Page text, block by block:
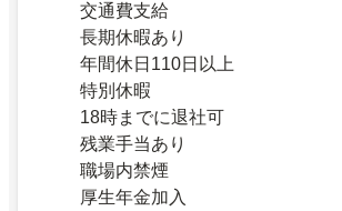
交通費支給
長期休暇あり
年間休日110日以上
特別休暇
18時までに退社可
残業手当あり
職場内禁煙
厚生年金加入